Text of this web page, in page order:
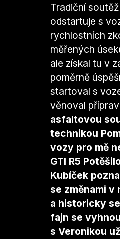
Tradiční
odstartuje s
rychlostních
měřených
ale získal tu v
poměrně
startoval s
věnoval
asfaltovou
technikou
vozy pro mě
GTI R5
Kubíček
se změnami v
a historicky
fajn se
s Veronikou